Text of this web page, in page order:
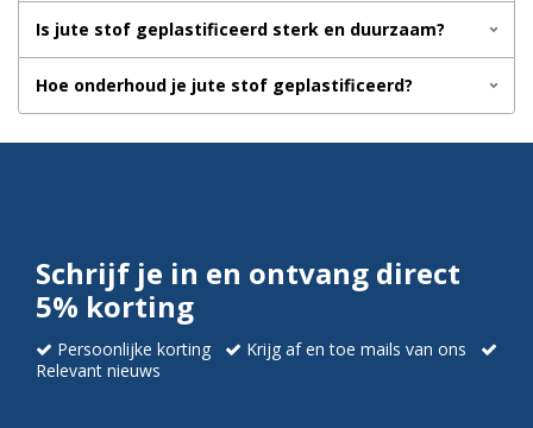
Is jute stof geplastificeerd sterk en duurzaam?
Hoe onderhoud je jute stof geplastificeerd?
Schrijf je in en ontvang direct
5% korting
Persoonlijke korting
Krijg af en toe mails van ons
Relevant nieuws